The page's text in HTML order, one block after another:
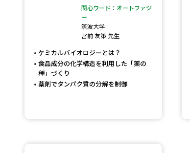
関心ワード：オートファジ
ー
筑波大学
宮前 友策 先生
ケミカルバイオロジーとは？
食品成分の化学構造を利用した「薬の
種」づくり
薬剤でタンパク質の分解を制御